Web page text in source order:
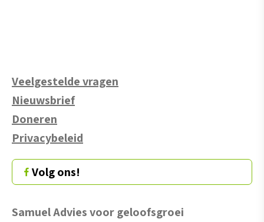
Veelgestelde vragen
Nieuwsbrief
Doneren
Privacybeleid
Volg ons!
Samuel Advies voor geloofsgroei